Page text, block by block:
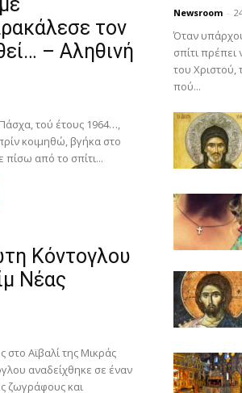
τον
– Αληθινή
τού έτους 1964…,
κοιμηθώ, βγήκα στο
πίσω από το σπίτι...
Κόντογλου
Νέας
Αϊβαλί της Μικράς
αναδείχθηκε σε έναν
ζωγράφους και
Newsroom -
Όταν
σπίτι πρέπει
του Χριστού,
πού...